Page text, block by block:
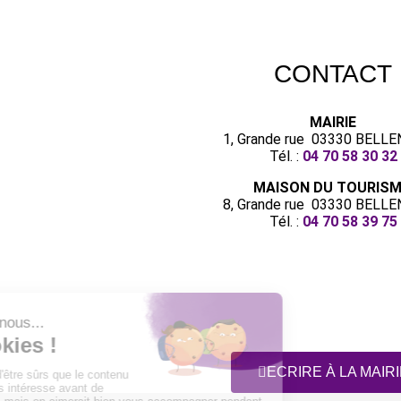
CONTACT
MAIRIE
1, Grande rue 03330
Tél. : 04 70 58 30 32
MAISON DU
8, Grande rue 03330
Tél. : 04 70 58 39 75
ECRIRE À LA